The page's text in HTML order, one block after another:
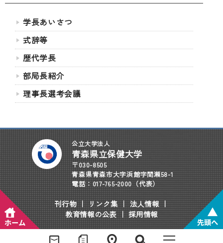
学長あいさつ
式辞等
歴代学長
部局長紹介
理事長選考会議
公立大学法人
青森県立保健大学
〒030-8505
青森県青森市大字浜館字間瀬58-1
電話：017-765-2000（代表）
刊行物｜ リンク集 ｜ 法人情報 ｜
教育情報の公表｜採用情報